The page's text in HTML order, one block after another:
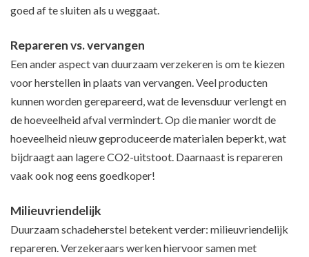
goed af te sluiten als u weggaat.
Repareren vs. vervangen
Een ander aspect van duurzaam verzekeren is om te kiezen
voor herstellen in plaats van vervangen. Veel producten
kunnen worden gerepareerd, wat de levensduur verlengt en
de hoeveelheid afval vermindert. Op die manier wordt de
hoeveelheid nieuw geproduceerde materialen beperkt, wat
bijdraagt aan lagere CO2-uitstoot. Daarnaast is repareren
vaak ook nog eens goedkoper!
Milieuvriendelijk
Duurzaam schadeherstel betekent verder: milieuvriendelijk
repareren. Verzekeraars werken hiervoor samen met